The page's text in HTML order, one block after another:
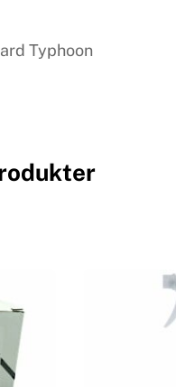
Typhoon